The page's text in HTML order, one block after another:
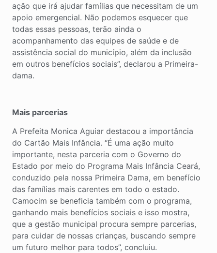
ação que irá ajudar famílias que necessitam de um
apoio emergencial. Não podemos esquecer que
todas essas pessoas, terão ainda o
acompanhamento das equipes de saúde e de
assistência social do município, além da inclusão
em outros benefícios sociais”, declarou a Primeira-
dama.
Mais parcerias
A Prefeita Monica Aguiar destacou a importância
do Cartão Mais Infância. “É uma ação muito
importante, nesta parceria com o Governo do
Estado por meio do Programa Mais Infância Ceará,
conduzido pela nossa Primeira Dama, em benefício
das famílias mais carentes em todo o estado.
Camocim se beneficia também com o programa,
ganhando mais benefícios sociais e isso mostra,
que a gestão municipal procura sempre parcerias,
para cuidar de nossas crianças, buscando sempre
um futuro melhor para todos”, concluiu.